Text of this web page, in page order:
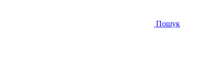
Пошук